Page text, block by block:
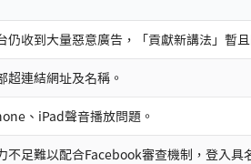
仍收到大量惡意廣告，「貢獻新講法」暫且
超連結網址及名稱。
、iPad聲音播放問題。
不足難以配合Facebook審查機制，登入具